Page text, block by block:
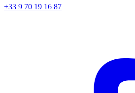
+33 9 70 19 16 87